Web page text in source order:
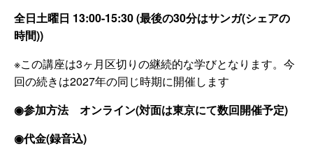
全日土曜日 13:00-15:30 (最後の30分はサンガ(シェアの
時間))
※この講座は3ヶ月区切りの継続的な学びとなります。今
回の続きは2027年の同じ時期に開催します
◉参加方法 オンライン(対面は東京にて数回開催予定)
◉代金(録音込)